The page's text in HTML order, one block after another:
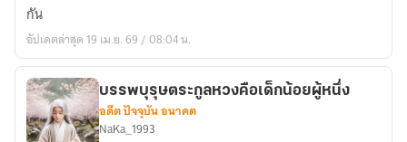
กัน
อัปเดตล่าสุด 19 เม.ย. 69 / 08:04 น.
บรรพบุรุษตระกูลหวงคือเด็กน้อยผู้หนึ่ง
อดีต ปัจจุบัน อนาคต
NaKa_1993